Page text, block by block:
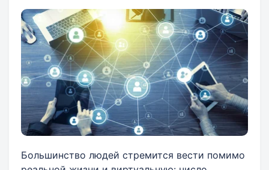
Большинство людей стремится вести помимо